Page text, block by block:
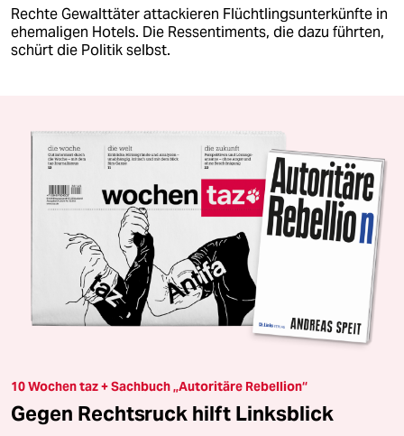
Rechte Gewalttäter attackieren Flüchtlingsunterkünfte in
ehemaligen Hotels. Die Ressentiments, die dazu führten,
schürt die Politik selbst.
10 Wochen taz + Sachbuch „Autoritäre Rebellion“
Gegen Rechtsruck hilft Linksblick